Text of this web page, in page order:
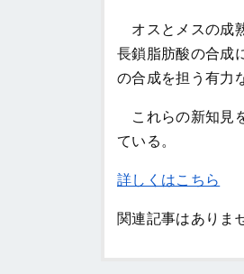
オスとメスの成
長鎖脂肪酸の合成
の合成を担う有力
これらの新知見
ている。
詳しくはこちら
関連記事はありま